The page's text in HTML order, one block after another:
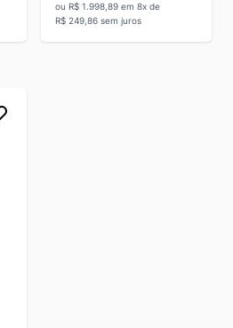
ou R$ 1.998,89 em 8x de
R$ 249,86 sem juros